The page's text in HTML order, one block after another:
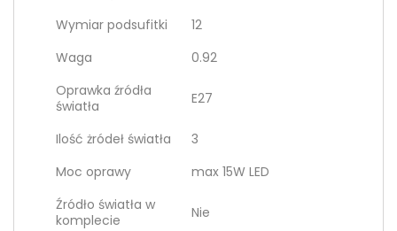
Wymiar podsufitki
12
Waga
0.92
Oprawka źródła
światła
E27
Ilość żródeł światła
3
Moc oprawy
max 15W LED
Źródło światła w
komplecie
Nie